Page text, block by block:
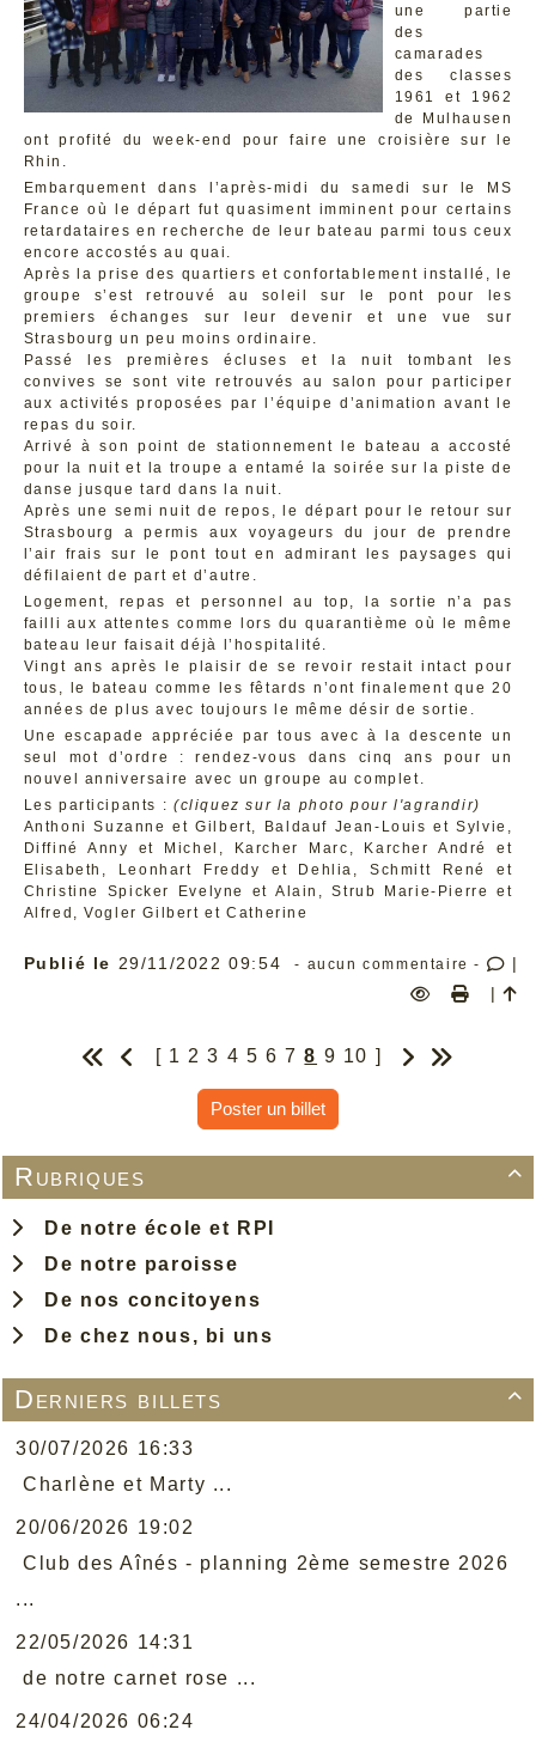

Rubriques
De notre école et RPI
De notre paroisse
De nos concitoyens
De chez nous, bi uns

Derniers billets
30/07/2026 16:33
Charlène et Marty ...
20/06/2026 19:02
Club des Aînés - planning 2ème semestre 2026
...
22/05/2026 14:31
de notre carnet rose ...
24/04/2026 06:24
une partie
des
camarades
des classes
1961 et 1962
de Mulhausen
ont profité du week-end pour faire une croisière sur le
Rhin.
Embarquement dans l’après-midi du samedi sur le MS
France où le départ fut quasiment imminent pour certains
retardataires en recherche de leur bateau parmi tous ceux
encore accostés au quai.
Après la prise des quartiers et confortablement installé, le
groupe s’est retrouvé au soleil sur le pont pour les
premiers échanges sur leur devenir et une vue sur
Strasbourg un peu moins ordinaire.
Passé les premières écluses et la nuit tombant les
convives se sont vite retrouvés au salon pour participer
aux activités proposées par l’équipe d’animation avant le
repas du soir.
Arrivé à son point de stationnement le bateau a accosté
pour la nuit et la troupe a entamé la soirée sur la piste de
danse jusque tard dans la nuit.
Après une semi nuit de repos, le départ pour le retour sur
Strasbourg a permis aux voyageurs du jour de prendre
l’air frais sur le pont tout en admirant les paysages qui
défilaient de part et d’autre.
Logement, repas et personnel au top, la sortie n’a pas
failli aux attentes comme lors du quarantième où le même
bateau leur faisait déjà l’hospitalité.
Vingt ans après le plaisir de se revoir restait intact pour
tous, le bateau comme les fêtards n’ont finalement que 20
années de plus avec toujours le même désir de sortie.
Une escapade appréciée par tous avec à la descente un
seul mot d’ordre : rendez-vous dans cinq ans pour un
nouvel anniversaire avec un groupe au complet.
Les participants : (cliquez sur la photo pour l'agrandir)
Anthoni Suzanne et Gilbert, Baldauf Jean-Louis et Sylvie,
Diffiné Anny et Michel, Karcher Marc, Karcher André et
Elisabeth, Leonhart Freddy et Dehlia, Schmitt René et
Christine Spicker Evelyne et Alain, Strub Marie-Pierre et
Alfred, Vogler Gilbert et Catherine
Publié le 29/11/2022 09:54- aucun commentaire -
|
|
[ 1 2 3 4 5 6 7 8 9 10 ]
Poster un billet